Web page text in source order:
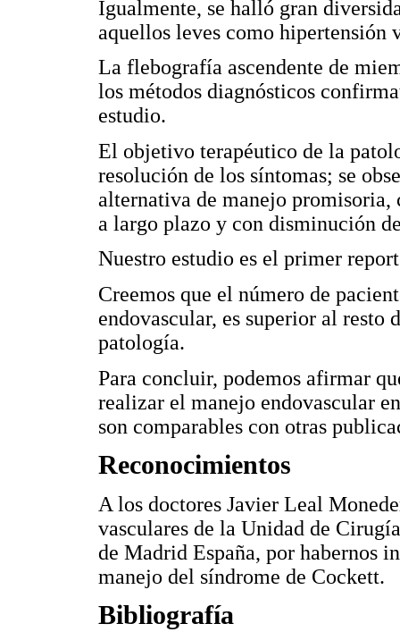
Igualmente, se halló gran
aquellos leves como hipertensión
La flebografía ascendente de
los métodos diagnósticos
estudio.
El objetivo terapéutico de la
resolución de los síntomas; se
alternativa de manejo promisoria,
a largo plazo y con disminución
Nuestro estudio es el primer
Creemos que el número de
endovascular, es superior al resto
patología.
Para concluir, podemos afirmar
realizar el manejo endovascular
son comparables con otras
Reconocimientos
A los doctores Javier Leal
vasculares de la Unidad de
de Madrid España, por habernos
manejo del síndrome de Cockett.
Bibliografía